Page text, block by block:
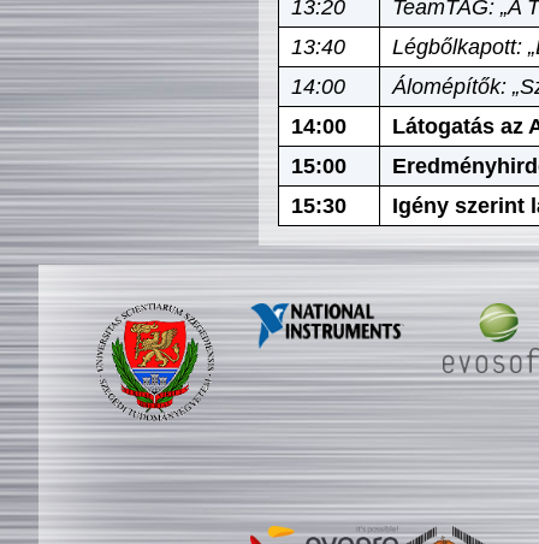
13:20
TeamTAG: „A
13:40
Légbőlkapott:
14:00
Álomépítők:
14:00
Látogatás az
15:00
15:30
Igény szerint